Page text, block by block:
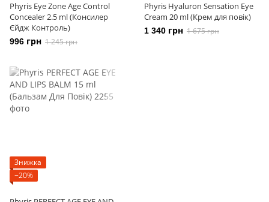
Phyris Eye Zone Age Control
Concealer 2.5 ml (Консилер
Єйдж Контроль)
996 грн 1 245 грн
Phyris Hyaluron Sensation Eye
Cream 20 ml (Крем для повік)
1 340 грн 1 675 грн
Знижка
−20%